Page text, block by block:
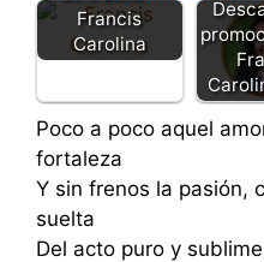
Francis
Carolina
Poco a poco aquel
fortaleza
Y sin frenos la pasión,
suelta
Del acto puro y